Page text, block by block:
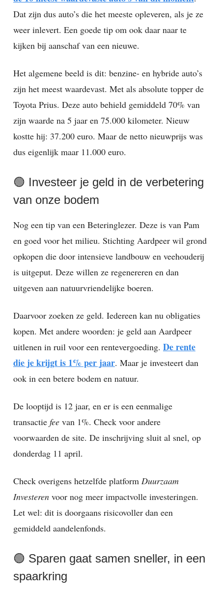
Dat zijn dus auto’s die het meeste opleveren, als je ze
weer inlevert. Een goede tip om ook daar naar te
kijken bij aanschaf van een nieuwe.
Het algemene beeld is dit: benzine- en hybride auto’s
zijn het meest waardevast. Met als absolute topper de
Toyota Prius. Deze auto behield gemiddeld 70% van
zijn waarde na 5 jaar en 75.000 kilometer. Nieuw
kostte hij: 37.200 euro. Maar de netto nieuwprijs was
dus eigenlijk maar 11.000 euro.
🟢 Investeer je geld in de verbetering
van onze bodem
Nog een tip van een Beteringlezer. Deze is van Pam
en goed voor het milieu. Stichting Aardpeer wil grond
opkopen die door intensieve landbouw en veehouderij
is uitgeput. Deze willen ze regenereren en dan
uitgeven aan natuurvriendelijke boeren.
Daarvoor zoeken ze geld. Iedereen kan nu obligaties
kopen. Met andere woorden: je geld aan Aardpeer
uitlenen in ruil voor een rentevergoeding. De rente
die je krijgt is 1% per jaar. Maar je investeert dan
ook in een betere bodem en natuur.
De looptijd is 12 jaar, en er is een eenmalige
transactie fee van 1%. Check voor andere
voorwaarden de site. De inschrijving sluit al snel, op
donderdag 11 april.
Check overigens hetzelfde platform Duurzaam
Investeren voor nog meer impactvolle investeringen.
Let wel: dit is doorgaans risicovoller dan een
gemiddeld aandelenfonds.
🟢 Sparen gaat samen sneller, in een
spaarkring